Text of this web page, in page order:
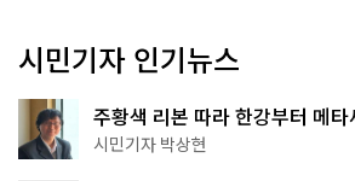
시민기자 인기뉴스
주황색 리본 따라 한강부터 메
서울둘레길 15코스
시민기자 박상현